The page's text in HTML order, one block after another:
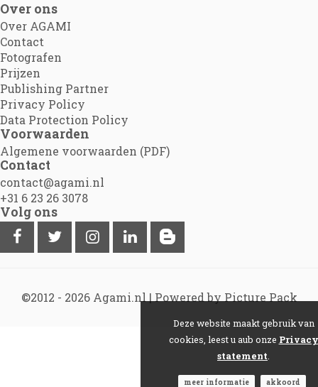
Over ons
Over AGAMI
Contact
Fotografen
Prijzen
Publishing Partner
Privacy Policy
Data Protection Policy
Voorwaarden
Algemene voorwaarden (PDF)
Contact
contact@agami.nl
+31 6 23 26 3078
Volg ons
©2012 - 2026 Agami.nl|Powered by Picture Pack
Deze website maakt gebruik van
cookies, leest u aub onze Privacy
statement
meer informatie akkoord